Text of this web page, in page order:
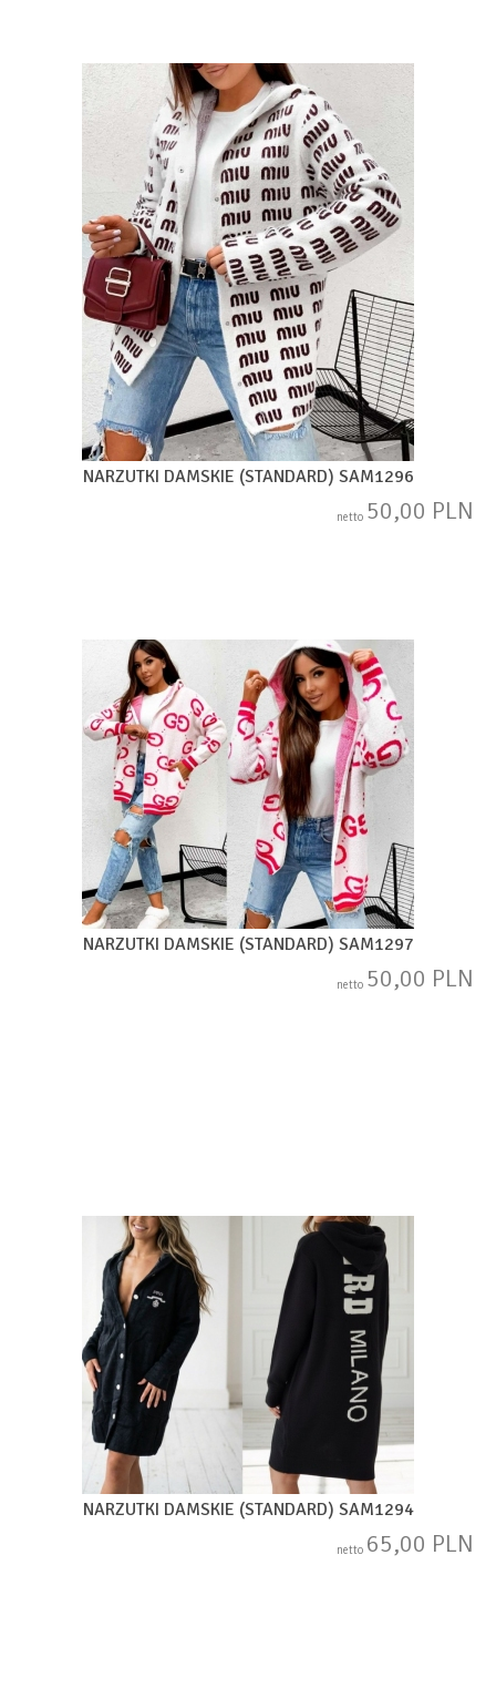
NARZUTKI DAMSKIE (STANDARD) SAM1296
netto 50,00 PLN
NARZUTKI DAMSKIE (STANDARD) SAM1297
netto 50,00 PLN
NARZUTKI DAMSKIE (STANDARD) SAM1294
netto 65,00 PLN